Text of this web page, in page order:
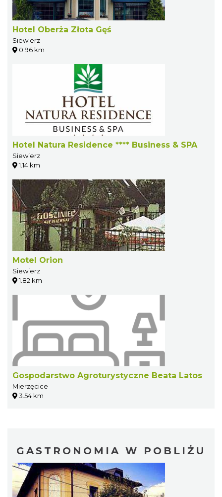
Hotel Oberża Złota Gęś
Siewierz
0.96 km
Hotel Natura Residence **** Business & SPA
Siewierz
1.14 km
Motel Orion
Siewierz
1.82 km
Gospodarstwo Agroturystyczne Beata Latos
Mierzęcice
3.54 km
GASTRONOMIA W POBLIŻU